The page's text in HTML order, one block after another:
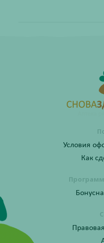
Условия
Как